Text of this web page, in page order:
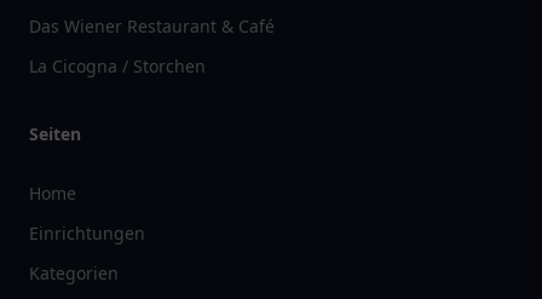
Das Wiener Restaurant & Café
La Cicogna / Storchen
Seiten
Home
Einrichtungen
Kategorien